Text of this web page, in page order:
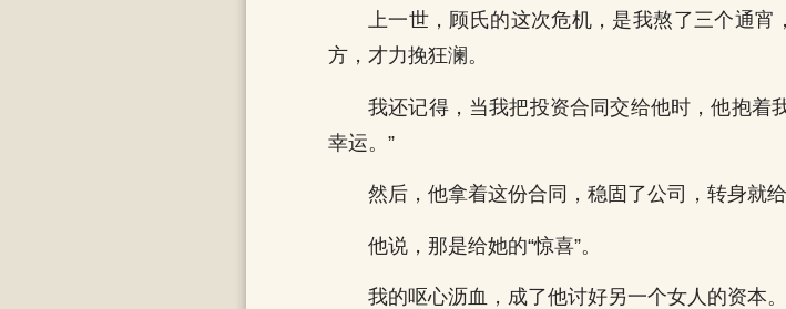
上一世，顾氏的这次危机，是我熬了三个通
方，才力挽狂澜。
我还记得，当我把投资合同交给他时，他抱着
幸运。”
然后，他拿着这份合同，稳固了公司，转身就
他说，那是给她的“惊喜”。
我的呕心沥血，成了他讨好另一个女人的资本。